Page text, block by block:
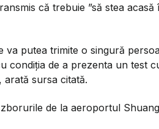
că trebuie ”să stea
va putea trimite o singură
condiția de a prezenta un test
arată sursa citată.
de la aeroportul